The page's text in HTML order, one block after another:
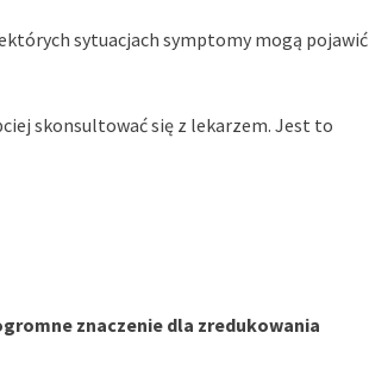
sytuacjach symptomy mogą pojawić
skonsultować się z lekarzem. Jest to
znaczenie dla zredukowania